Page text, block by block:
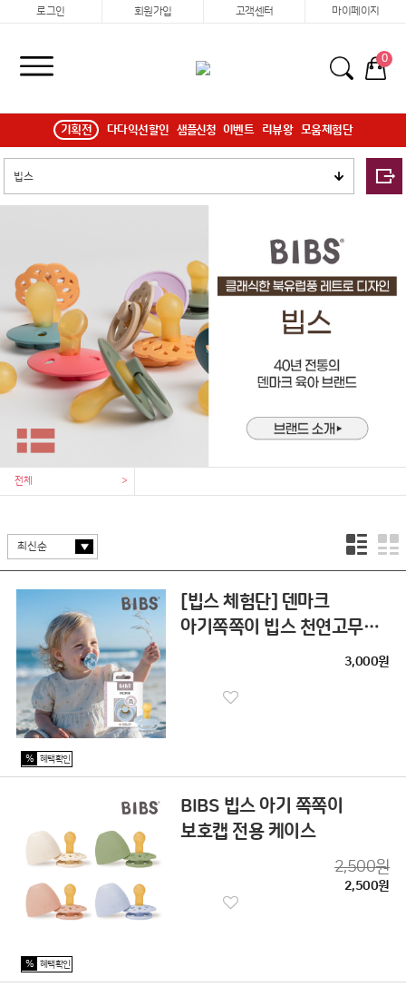
로그인 회원가입 고객센터 마이페이지
0
기획전 다다익선할인 샘플신청 이벤트 리뷰왕 모움체험단
전체 >
[빕스 체험단] 덴마크
아기쪽쪽이 빕스 천연고무
3,000원
% 혜택확인
BIBS 빕스 아기 쪽쪽이
보호캡 전용 케이스
2,500원
2,500원
% 혜택확인